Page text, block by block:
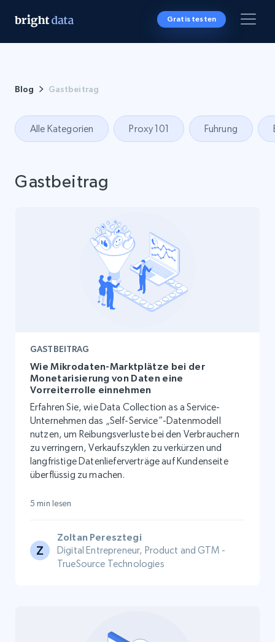
Gratis testen
Blog Gastbeitrag
Alle Kategorien Proxy 101 Fuhrung
Gastbeitrag
GASTBEITRAG
Wie Mikrodaten-Marktplätze bei der
Monetarisierung von Daten eine
Vorreiterrolle einnehmen
Erfahren Sie, wie Data Collection as a Service-
Unternehmen das „Self-Service”-Datenmodell
nutzen, um Reibungsverluste bei den Verbrauchern
zu verringern, Verkaufszyklen zu verkürzen und
langfristige Datenlieferverträge auf Kundenseite
überflüssig zu machen.
5 min lesen
Zoltan Peresztegi
Digital Entrepreneur, Product and GTM -
TrueSource Technologies